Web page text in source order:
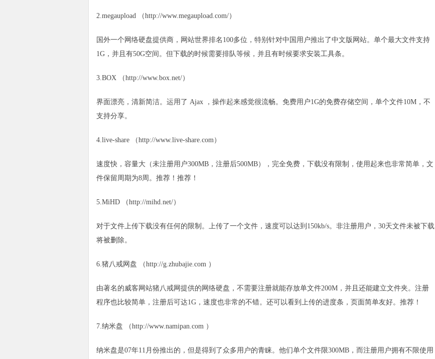
2.megaupload （http://www.megaupload.com/）
国外一个网络硬盘提供商，网站世界排名100多位，特别针对中国用户推出了中文版网站。单个最大文件支持
1G，并且有50G空间。但下载的时候需要排队等候，并且有时候要求安装工具条。
3.BOX （http://www.box.net/）
界面漂亮，清新简洁。运用了 Ajax ，操作起来感觉很流畅。免费用户1G的免费存储空间，单个文件10M，不
支持分享。
4.live-share （http://www.live-share.com）
速度快，容量大（未注册用户300MB，注册后500MB），完全免费，下载没有限制，使用起来也非常简单，文
件保留周期为8周。推荐！推荐！
5.MiHD （http://mihd.net/）
对于文件上传下载没有任何的限制。上传了一个文件，速度可以达到150kb/s。非注册用户，30天文件未被下载
将被删除。
6.猪八戒网盘 （http://g.zhubajie.com ）
由著名的威客网站猪八戒网提供的网络硬盘，不需要注册就能存放单文件200M，并且还能建立文件夹。注册
程序也比较简单，注册后可达1G，速度也非常的不错。还可以看到上传的进度条，页面简单友好。推荐！
7.纳米盘 （http://www.namipan.com ）
纳米盘是07年11月份推出的，但是得到了众多用户的青睐。他们单个文件限300MB，而注册用户拥有不限使用